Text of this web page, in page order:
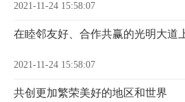
2021-11-24 15:58:07
在睦邻友好、合作共赢的光明大道
2021-11-24 15:58:07
共创更加繁荣美好的地区和世界